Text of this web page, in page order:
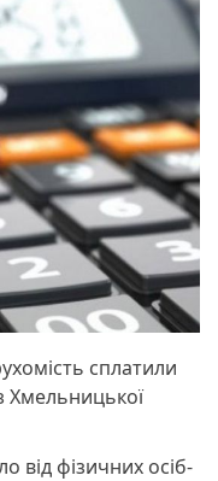
сплатили
Хмельницької
від фізичних осіб-